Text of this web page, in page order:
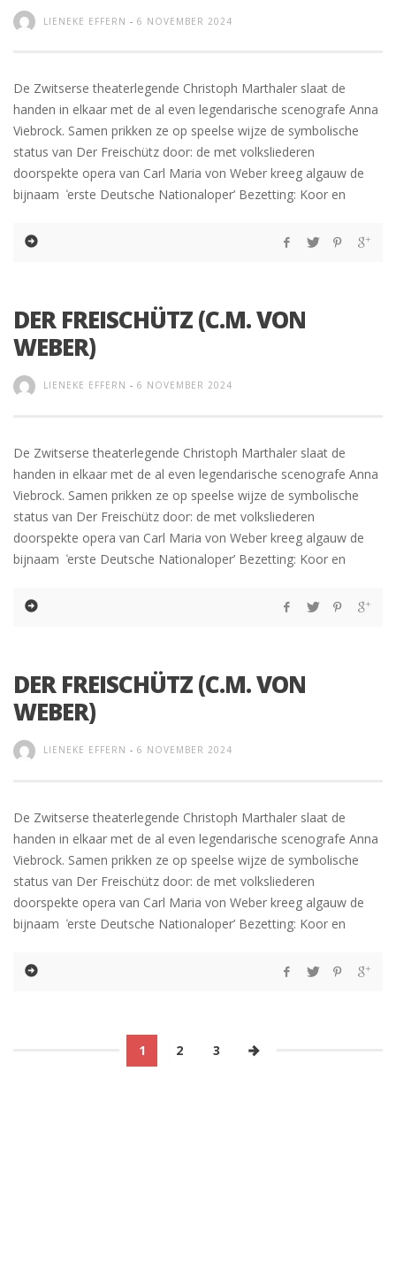
LIENEKE EFFERN - 6 NOVEMBER 2024
De Zwitserse theaterlegende Christoph Marthaler slaat de
handen in elkaar met de al even legendarische scenografe Anna
Viebrock. Samen prikken ze op speelse wijze de symbolische
status van Der Freischütz door: de met volksliederen
doorspekte opera van Carl Maria von Weber kreeg algauw de
bijnaam ̒erste Deutsche Nationaloper’ Bezetting: Koor en
DER FREISCHÜTZ (C.M. VON
WEBER)
LIENEKE EFFERN - 6 NOVEMBER 2024
De Zwitserse theaterlegende Christoph Marthaler slaat de
handen in elkaar met de al even legendarische scenografe Anna
Viebrock. Samen prikken ze op speelse wijze de symbolische
status van Der Freischütz door: de met volksliederen
doorspekte opera van Carl Maria von Weber kreeg algauw de
bijnaam ̒erste Deutsche Nationaloper’ Bezetting: Koor en
DER FREISCHÜTZ (C.M. VON
WEBER)
LIENEKE EFFERN - 6 NOVEMBER 2024
De Zwitserse theaterlegende Christoph Marthaler slaat de
handen in elkaar met de al even legendarische scenografe Anna
Viebrock. Samen prikken ze op speelse wijze de symbolische
status van Der Freischütz door: de met volksliederen
doorspekte opera van Carl Maria von Weber kreeg algauw de
bijnaam ̒erste Deutsche Nationaloper’ Bezetting: Koor en
1 2 3